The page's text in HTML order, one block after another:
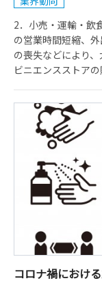
2．小売・運輸・飲
の営業時間短縮、
の喪失などにより
ビニエンスストア
コロナ禍におけ